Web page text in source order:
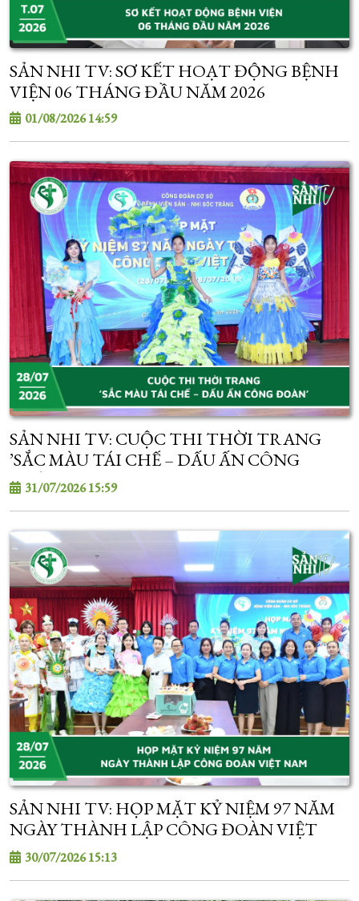
SẢN NHI TV: SƠ KẾT HOẠT ĐỘNG BỆNH
VIỆN 06 THÁNG ĐẦU NĂM 2026
01/08/2026 14:59
SẢN NHI TV: CUỘC THI THỜI TRANG
’SẮC MÀU TÁI CHẾ – DẤU ẤN CÔNG
ĐOÀN’
31/07/2026 15:59
SẢN NHI TV: HỌP MẶT KỶ NIỆM 97 NĂM
NGÀY THÀNH LẬP CÔNG ĐOÀN VIỆT
NAM
30/07/2026 15:13